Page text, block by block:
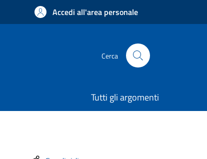
Accedi all'area personale
Cerca
Tutti gli argomenti